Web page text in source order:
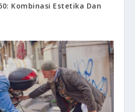
Kombinasi Estetika Dan